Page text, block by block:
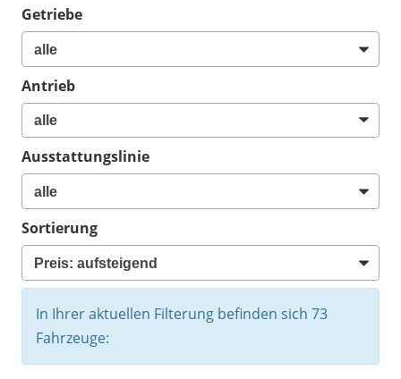
Getriebe
Antrieb
Ausstattungslinie
Sortierung
In Ihrer aktuellen Filterung befinden sich 73
Fahrzeuge: